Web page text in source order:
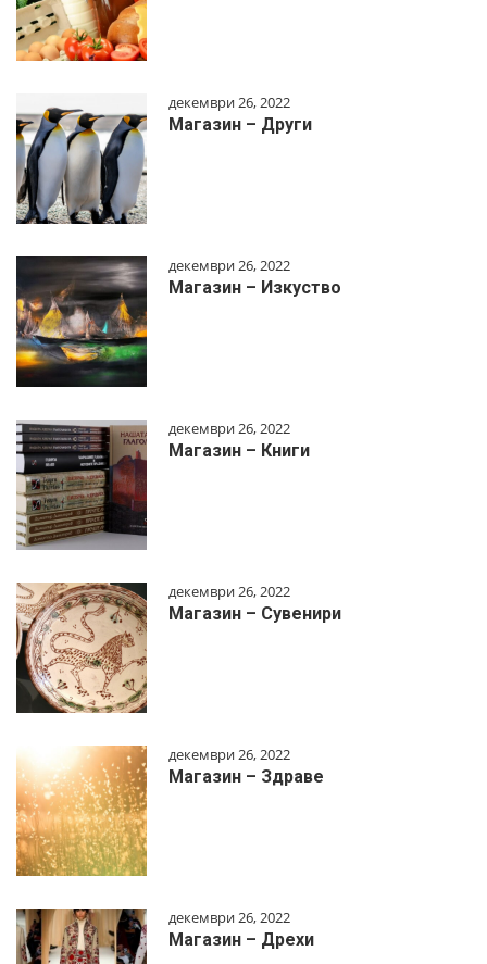
декември 26, 2022
Магазин – Други
декември 26, 2022
Магазин – Изкуство
декември 26, 2022
Магазин – Книги
декември 26, 2022
Магазин – Сувенири
декември 26, 2022
Магазин – Здраве
декември 26, 2022
Магазин – Дрехи